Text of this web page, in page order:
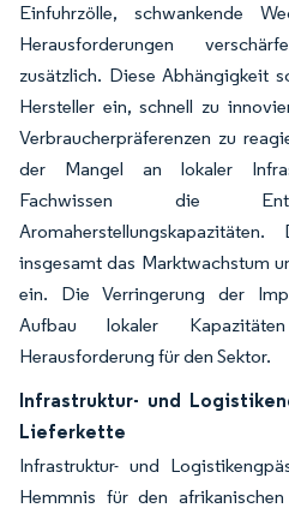
Einfuhrzölle, schwankende
Herausforderungen
zusätzlich. Diese Abhängigkeit
Hersteller ein, schnell zu
Verbraucherpräferenzen zu
der Mangel an lokaler
Fachwissen die
insgesamt das Marktwachstum
ein. Die Verringerung der
Aufbau lokaler
Herausforderung für den Sektor.
Infrastruktur- und
Lieferkette
Infrastruktur- und
Hemmnis für den